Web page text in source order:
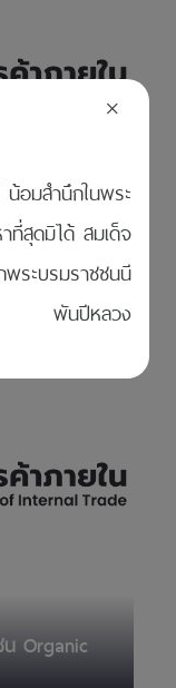
อเกษตรกร
Organic
×
อมสำนึกในพระ
สุดมิได้ สมเด็จ
ระบรมราชชนนี
พันปีหลวง